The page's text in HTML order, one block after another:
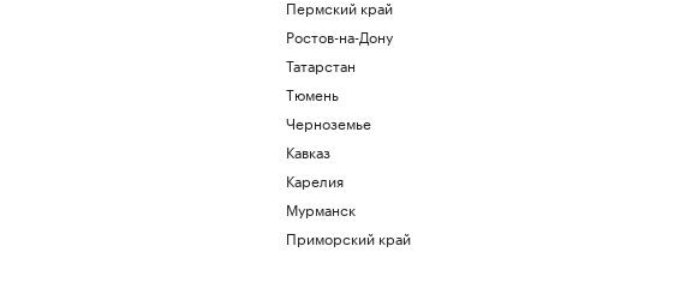
помощи Украине на «европейском
Самолет выкатился за пределы полосы
в Норильске и получил повреждения
Пермский край
Ростов-на-Дону
Татарстан
Тюмень
Черноземье
Кавказ
Карелия
Мурманск
Приморский край